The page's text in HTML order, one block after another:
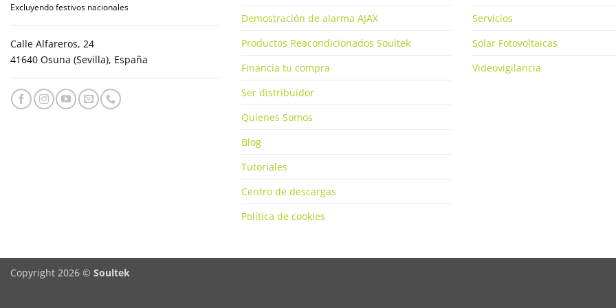
Excluyendo festivos nacionales
Calle Alfareros, 24
41640 Osuna (Sevilla), España
Demostración de alarma AJAX
Productos Reacondicionados Soultek
Financia tu compra
Ser distribuidor
Quienes Somos
Blog
Tutoriales
Centro de descargas
Política de cookies
Servicios
Solar Fotovoltaicas
Videovigilancia
Copyright 2026 © Soultek